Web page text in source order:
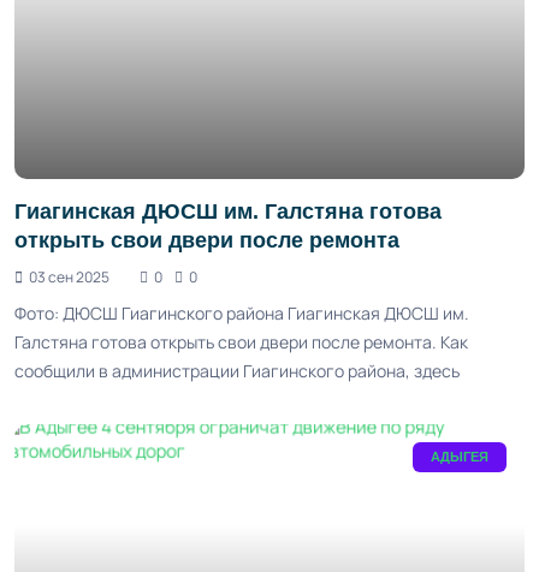
Гиагинская ДЮСШ им. Галстяна готова
открыть свои двери после ремонта
03 сен 2025 0 0
Фото: ДЮСШ Гиагинского района Гиагинская ДЮСШ им.
Галстяна готова открыть свои двери после ремонта. Как
сообщили в администрации Гиагинского района, здесь
АДЫГЕЯ